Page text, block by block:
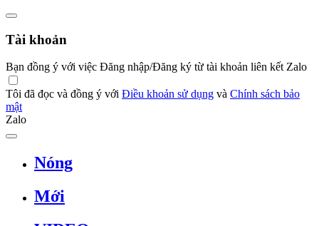
Tài khoản
Bạn đồng ý với việc Đăng nhập/Đăng ký từ tài khoản liên kết Zalo
Tôi đã đọc và đồng ý với Điều khoản sử dụng và Chính sách bảo
mật
Zalo
Nóng
Mới